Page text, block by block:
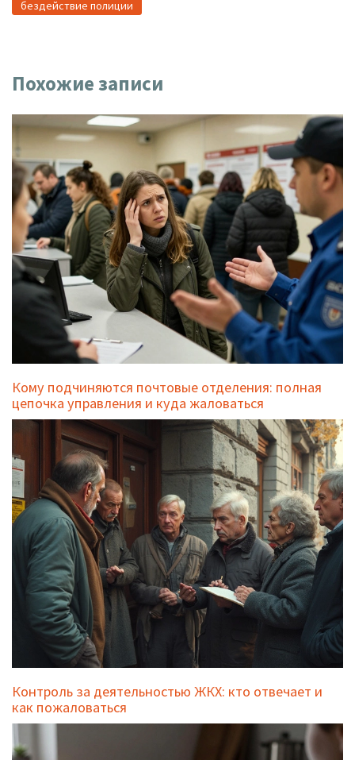
бездействие полиции
Похожие записи
Кому подчиняются почтовые отделения: полная
цепочка управления и куда жаловаться
Контроль за деятельностью ЖКХ: кто отвечает и
как пожаловаться